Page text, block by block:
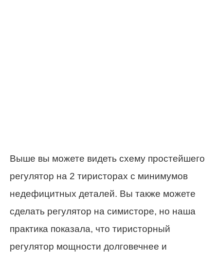
Выше вы можете видеть схему простейшего
регулятор на 2 тиристорах с минимумов
недефицитных деталей. Вы также можете
сделать регулятор на симисторе, но наша
практика показала, что тиристорный
регулятор мощности долговечнее и